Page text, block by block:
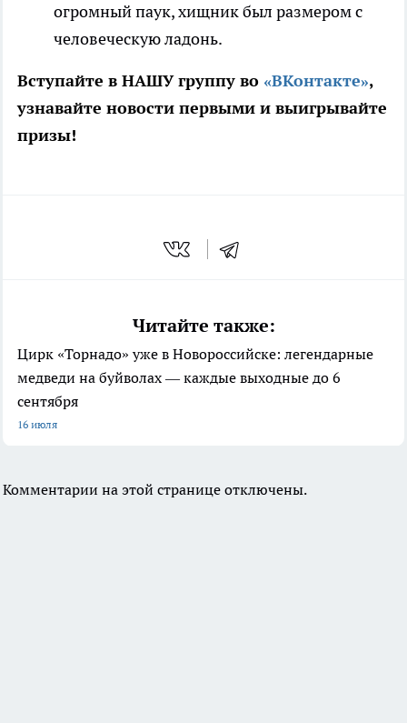
огромный паук, хищник был размером с
человеческую ладонь.
Вступайте в НАШУ группу во «ВКонтакте»,
узнавайте новости первыми и выигрывайте
призы!
Читайте также:
Цирк «Торнадо» уже в Новороссийске: легендарные
медведи на буйволах — каждые выходные до 6
сентября
16 июля
Комментарии на этой странице отключены.